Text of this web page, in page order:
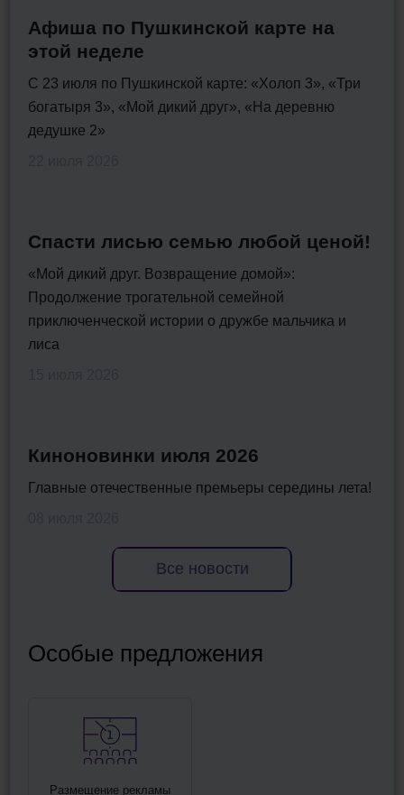
Афиша по Пушкинской карте на
этой неделе
С 23 июля по Пушкинской карте: «Холоп 3», «Три
богатыря 3», «Мой дикий друг», «На деревню
дедушке 2»
Спасти лисью семью любой ценой!
«Мой дикий друг. Возвращение домой»:
Продолжение трогательной семейной
приключенческой истории о дружбе мальчика и
лиса
Киноновинки июля 2026
Главные отечественные премьеры середины лета!
Все новости
Особые предложения
Размещение рекламы